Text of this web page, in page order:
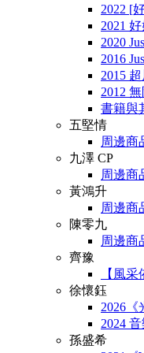
2022 [
2021
2020
2016
2015
2012
書籍與
五堅情
周邊商
九澤 CP
周邊商
黃鴻升
周邊商
陳零九
周邊商
齊豫
【風
徐懷鈺
2026《
2024
孫盛希